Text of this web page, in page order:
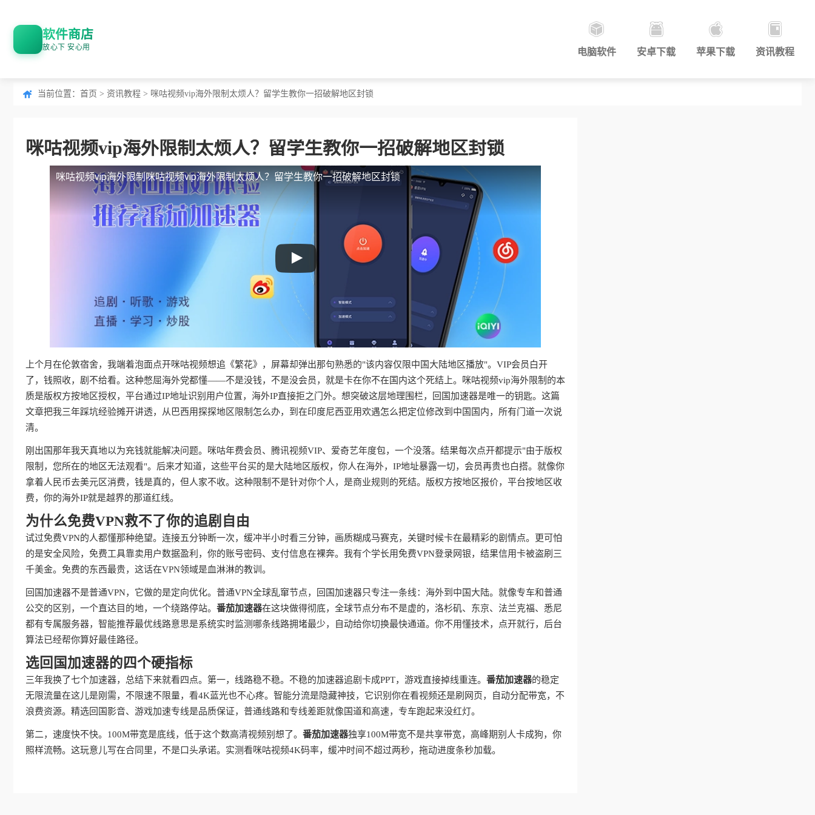
软件商店
放心下 安心用 电脑软件 安卓下载 苹果下载 资讯教程
当前位置： 首页 > 资讯教程 > 咪咕视频vip海外限制太烦人？留学生教你一招破解地区封锁
咪咕视频vip海外限制太烦人？留学生教你一招破解地区封锁
咪咕视频vip海外限制咪咕视频vip海外限制太烦人？留学生教你一招破解地区封锁
上个月在伦敦宿舍，我端着泡面点开咪咕视频想追《繁花》，屏幕却弹出那句熟悉的"该内容仅限中国大陆地区播放"。VIP会员白开
了，钱照收，剧不给看。这种憋屈海外党都懂——不是没钱，不是没会员，就是卡在你不在国内这个死结上。咪咕视频vip海外限制的本
质是版权方按地区授权，平台通过IP地址识别用户位置，海外IP直接拒之门外。想突破这层地理围栏，回国加速器是唯一的钥匙。这篇
文章把我三年踩坑经验摊开讲透，从巴西用探探地区限制怎么办，到在印度尼西亚用欢遇怎么把定位修改到中国国内，所有门道一次说
清。
刚出国那年我天真地以为充钱就能解决问题。咪咕年费会员、腾讯视频VIP、爱奇艺年度包，一个没落。结果每次点开都提示"由于版权
限制，您所在的地区无法观看"。后来才知道，这些平台买的是大陆地区版权，你人在海外，IP地址暴露一切，会员再贵也白搭。就像你
拿着人民币去美元区消费，钱是真的，但人家不收。这种限制不是针对你个人，是商业规则的死结。版权方按地区报价，平台按地区收
费，你的海外IP就是越界的那道红线。
为什么免费VPN救不了你的追剧自由
试过免费VPN的人都懂那种绝望。连接五分钟断一次，缓冲半小时看三分钟，画质糊成马赛克，关键时候卡在最精彩的剧情点。更可怕
的是安全风险，免费工具靠卖用户数据盈利，你的账号密码、支付信息在裸奔。我有个学长用免费VPN登录网银，结果信用卡被盗刷三
千美金。免费的东西最贵，这话在VPN领域是血淋淋的教训。
回国加速器不是普通VPN，它做的是定向优化。普通VPN全球乱窜节点，回国加速器只专注一条线：海外到中国大陆。就像专车和普通
公交的区别，一个直达目的地，一个绕路停站。 番茄加速器在这块做得彻底，全球节点分布不是虚的，洛杉矶、东京、法兰克福、悉尼
都有专属服务器，智能推荐最优线路意思是系统实时监测哪条线路拥堵最少，自动给你切换最快通道。你不用懂技术，点开就行，后台
算法已经帮你算好最佳路径。
选回国加速器的四个硬指标
三年我换了七个加速器，总结下来就看四点。第一，线路稳不稳。不稳的加速器追剧卡成PPT，游戏直接掉线重连。 番茄加速器的稳定
无限流量在这儿是刚需，不限速不限量，看4K蓝光也不心疼。智能分流是隐藏神技，它识别你在看视频还是刷网页，自动分配带宽，不
浪费资源。精选回国影音、游戏加速专线是品质保证，普通线路和专线差距就像国道和高速，专车跑起来没红灯。
第二，速度快不快。100M带宽是底线，低于这个数高清视频别想了。 番茄加速器独享100M带宽不是共享带宽，高峰期别人卡成狗，你
照样流畅。这玩意儿写在合同里，不是口头承诺。实测看咪咕视频4K码率，缓冲时间不超过两秒，拖动进度条秒加载。